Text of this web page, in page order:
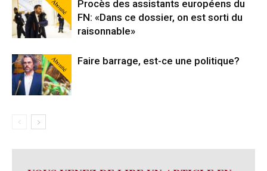
Abonné
Procès des assistants européens du
FN: «Dans ce dossier, on est sorti du
raisonnable»
Abonné Faire barrage, est-ce une politique?